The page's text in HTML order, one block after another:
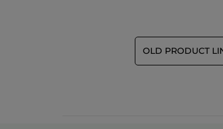
OLD PRODUCT